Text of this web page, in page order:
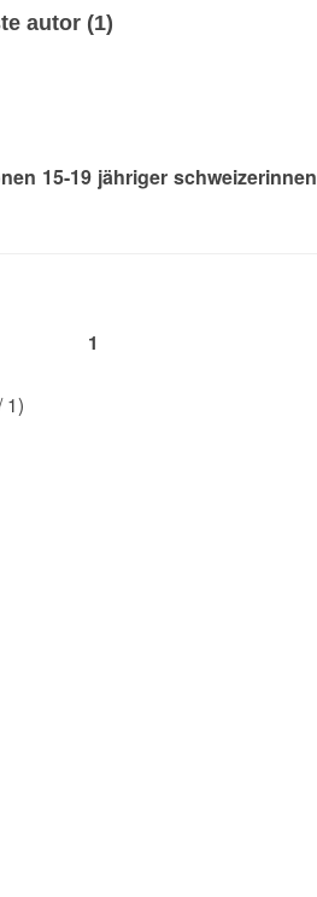
autor (1)
15-19 jähriger schweizerinnen
1
1)